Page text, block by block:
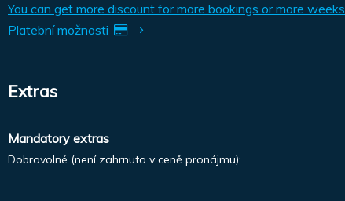
You can get more discount for more bookings or more weeks
Platební možnosti
Extras
Mandatory extras
Dobrovolné (není zahrnuto v ceně pronájmu):.